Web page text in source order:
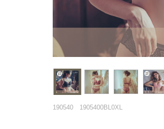
190540 1905400BL0XL